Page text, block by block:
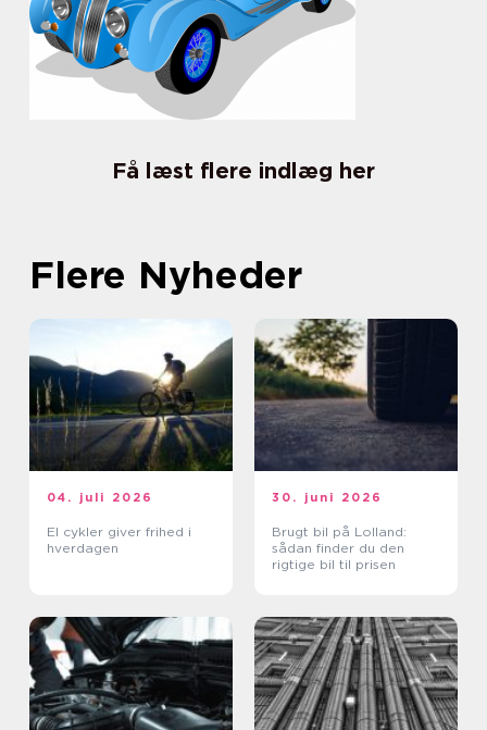
Få læst flere indlæg her
Flere Nyheder
04. juli 2026
El cykler giver frihed i
hverdagen
30. juni 2026
Brugt bil på Lolland:
sådan finder du den
rigtige bil til prisen